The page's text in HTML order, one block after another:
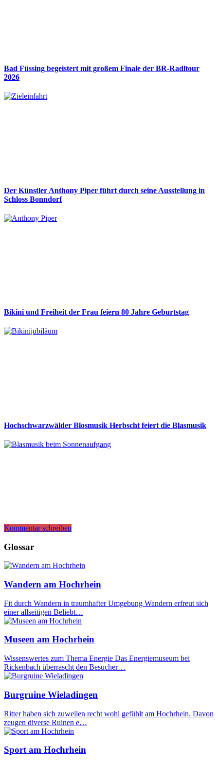
Bad Füssing begeistert mit großem Finale der BR-Radltour
2026
Der Künstler Anthony Piper führt durch seine Ausstellung in
Schloss Bonndorf
Bikini und Freiheit der Frau feiern 80 Jahre Geburtstag
Hochschwarzwälder Blosmusik Herbscht feiert die Blasmusik
Kommentar schreiben
Glossar
Wandern am Hochrhein
Fit durch Wandern in traumhafter Umgebung Wandern erfreut sich
einer allseitigen Beliebt…
Museen am Hochrhein
Wissenswertes zum Thema Energie Das Energiemuseum bei
Rickenbach überrascht den Besucher…
Burgruine Wieladingen
Ritter haben sich zuweilen recht wohl gefühlt am Hochrhein. Davon
zeugen diverse Ruinen e…
Sport am Hochrhein